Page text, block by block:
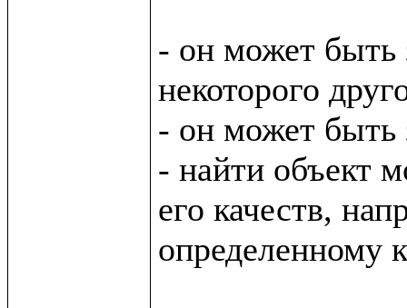
- он может быть
некоторого
- он может быть
- найти объект
его качеств,
определенному